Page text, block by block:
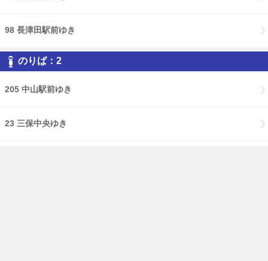
98 長津田駅前ゆき
のりば：2
205 中山駅前ゆき
23 三保中央ゆき